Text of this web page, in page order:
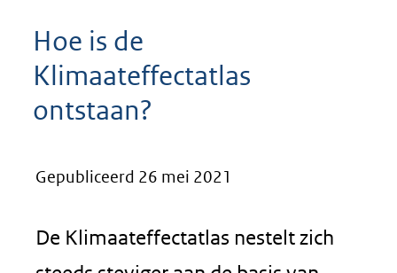
Hoe is de
Klimaateffectatlas
ontstaan?
Gepubliceerd 26 mei 2021
De Klimaateffectatlas nestelt zich